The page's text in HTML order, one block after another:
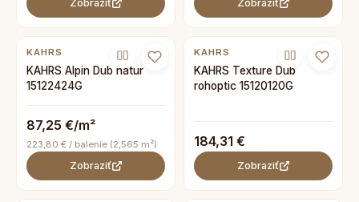
Zobraziť Zobraziť
KAHRS
KAHRS Alpin Dub natur
15122424G
87,25 €/m²
223,80 € / balenie (2,565 m²)
Zobraziť
KAHRS
KAHRS Texture Dub
rohoptic 15120120G
184,31 €
Zobraziť